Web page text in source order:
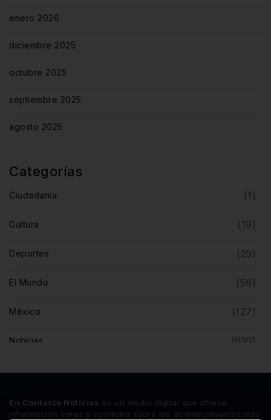
enero 2026
diciembre 2025
octubre 2025
septiembre 2025
agosto 2025
Categorías
Ciudadanía (1)
Cultura (19)
Deportes (25)
El Mundo (56)
México (127)
Noticias (610)
Querétaro
En Contacto Noticias es un medio digital que ofrece
información veraz y oportuna sobre los acontecimientos más